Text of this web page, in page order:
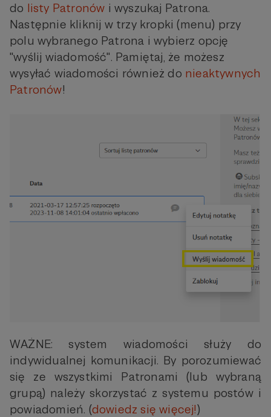
do listy Patronów i wyszukaj Patrona.
Następnie kliknij w trzy kropki (menu) przy
polu wybranego Patrona i wybierz opcję
"wyślij wiadomość". Pamiętaj, że możesz
wysyłać wiadomości również do nieaktywnych
Patronów!
WAŻNE: system wiadomości służy do
indywidualnej komunikacji. By porozumiewać
się ze wszystkimi Patronami (lub wybraną
grupą) należy skorzystać z systemu postów i
powiadomień. (dowiedz się więcej!)